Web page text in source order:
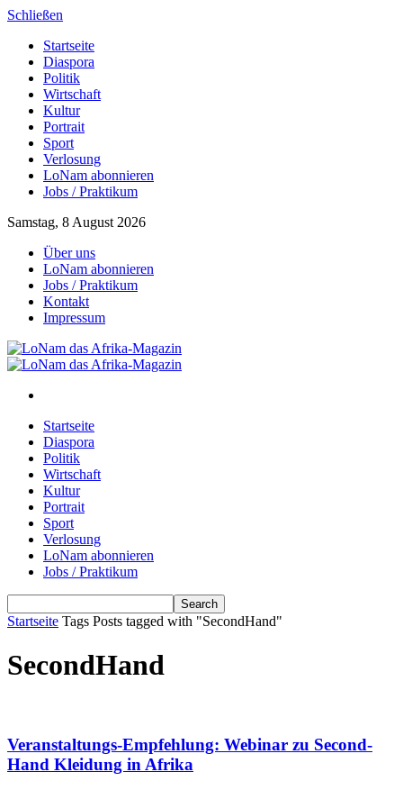
Schließen
Startseite
Diaspora
Politik
Wirtschaft
Kultur
Portrait
Sport
Verlosung
LoNam abonnieren
Jobs / Praktikum
Samstag, 8 August 2026
Über uns
LoNam abonnieren
Jobs / Praktikum
Kontakt
Impressum
Startseite
Diaspora
Politik
Wirtschaft
Kultur
Portrait
Sport
Verlosung
LoNam abonnieren
Jobs / Praktikum
Startseite Tags Posts tagged with "SecondHand"
SecondHand
Veranstaltungs-Empfehlung: Webinar zu Second-
Hand Kleidung in Afrika